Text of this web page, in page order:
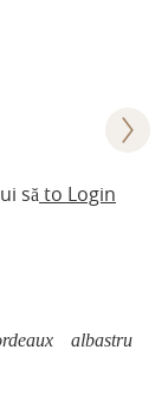
săto Login
albastru